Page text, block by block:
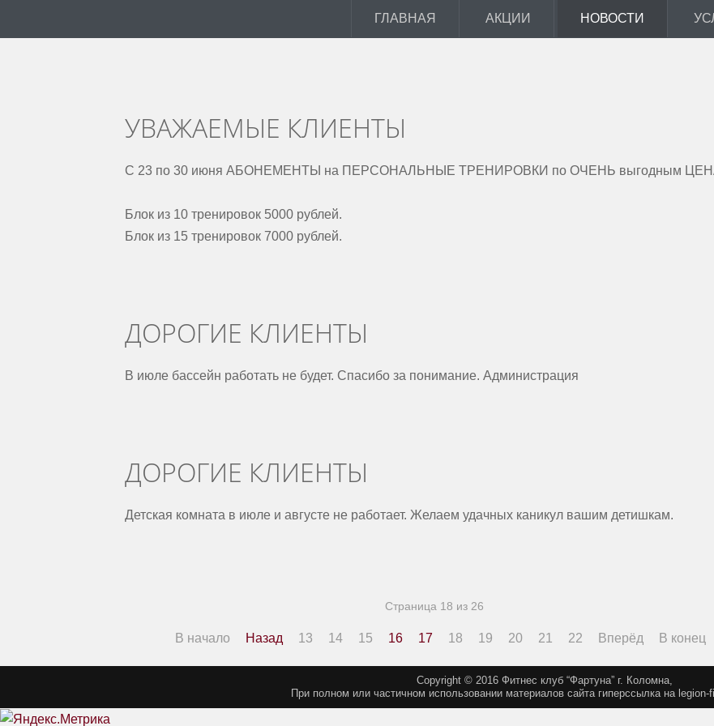
ГЛАВНАЯ АКЦИИ НОВОСТИ
УВАЖАЕМЫЕ КЛИЕНТЫ
С 23 по 30 июня АБОНЕМЕНТЫ на ПЕРСОНАЛЬНЫЕ ТРЕНИРОВКИ по ОЧЕНЬ выгодным
Блок из 10 тренировок 5000 рублей.
Блок из 15 тренировок 7000 рублей.
ДОРОГИЕ КЛИЕНТЫ
В июле бассейн работать не будет. Спасибо за понимание. Администрация
ДОРОГИЕ КЛИЕНТЫ
Детская комната в июле и августе не работает. Желаем удачных каникул вашим детишкам.
Страница 18 из 26
В начало Назад 13 14 15 16 17 18 19 20 21 22 Вперёд В конец
Copyright © 2016 Фитнес клуб “Фартуна” г. Коломна,
При полном или частичном использовании материалов сайта гиперссылка на legion-